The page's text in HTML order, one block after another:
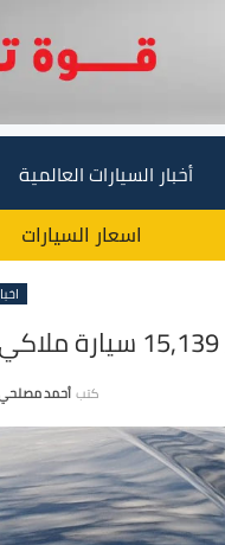
أخبار السيارات العالمية
اسعار السيارات
كتب أحمد